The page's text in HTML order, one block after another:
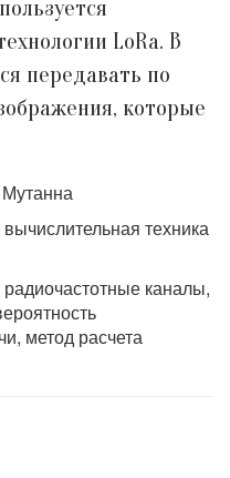
LoRa. В
передавать по
которые
техника
каналы,
метод расчета